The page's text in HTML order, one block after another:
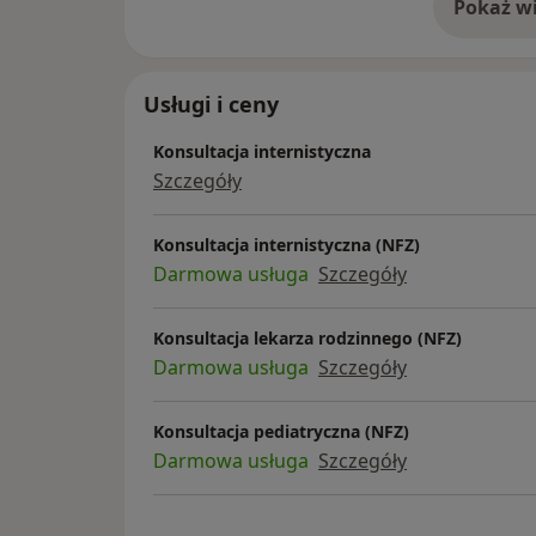
Pokaż o
Usługi i ceny
Konsultacja internistyczna
Szczegóły
Konsultacja internistyczna (NFZ)
Darmowa usługa Szczegóły
Konsultacja lekarza rodzinnego (NFZ)
Darmowa usługa Szczegóły
Konsultacja pediatryczna (NFZ)
Darmowa usługa Szczegóły